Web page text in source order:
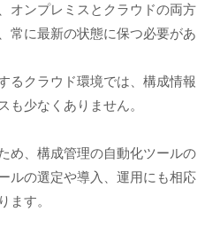
オンプレミスとクラウドの両方
常に最新の状態に保つ必要があ
るクラウド環境では、構成情報
も少なくありません。
め、構成管理の自動化ツールの
ルの選定や導入、運用にも相応
ます。